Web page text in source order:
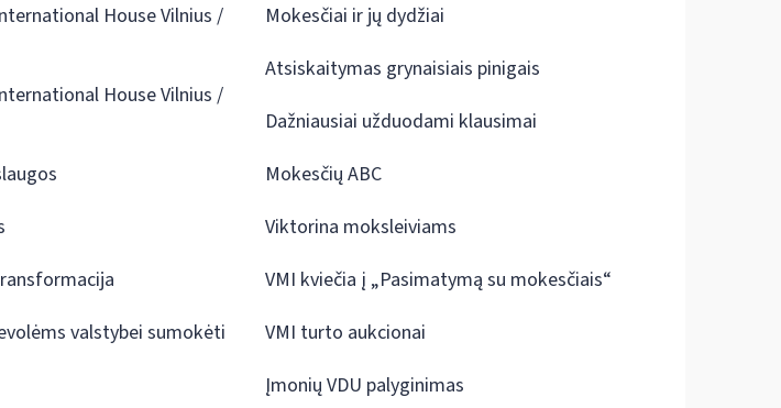
House Vilnius /
House Vilnius /
valstybei sumokėti
Mokesčiai ir jų dydžiai
Atsiskaitymas grynaisiais pinigais
Dažniausiai užduodami klausimai
Mokesčių ABC
Viktorina moksleiviams
VMI kviečia į „Pasimatymą su mokesčiais“
VMI turto aukcionai
Įmonių VDU palyginimas